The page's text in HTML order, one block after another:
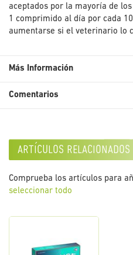
aceptados por la mayoría de
1 comprimido al día por cada
aumentarse si el veterinario lo
Más Información
Comentarios
artículos relacionados
Comprueba los artículos para
seleccionar todo